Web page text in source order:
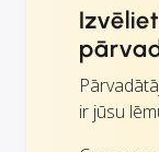
ir jūsu